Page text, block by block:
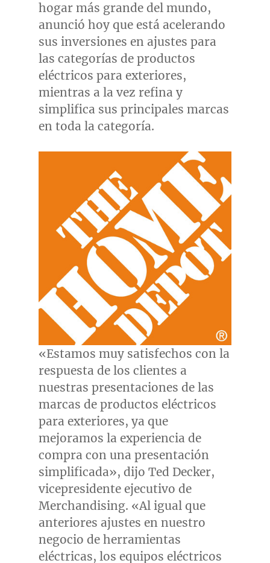
hogar más grande del mundo,
anunció hoy que está acelerando
sus inversiones en ajustes para
las categorías de productos
eléctricos para exteriores,
mientras a la vez refina y
simplifica sus principales marcas
en toda la categoría.
«Estamos muy satisfechos con la
respuesta de los clientes a
nuestras presentaciones de las
marcas de productos eléctricos
para exteriores, ya que
mejoramos la experiencia de
compra con una presentación
simplificada», dijo Ted Decker,
vicepresidente ejecutivo de
Merchandising. «Al igual que
anteriores ajustes en nuestro
negocio de herramientas
eléctricas, los equipos eléctricos